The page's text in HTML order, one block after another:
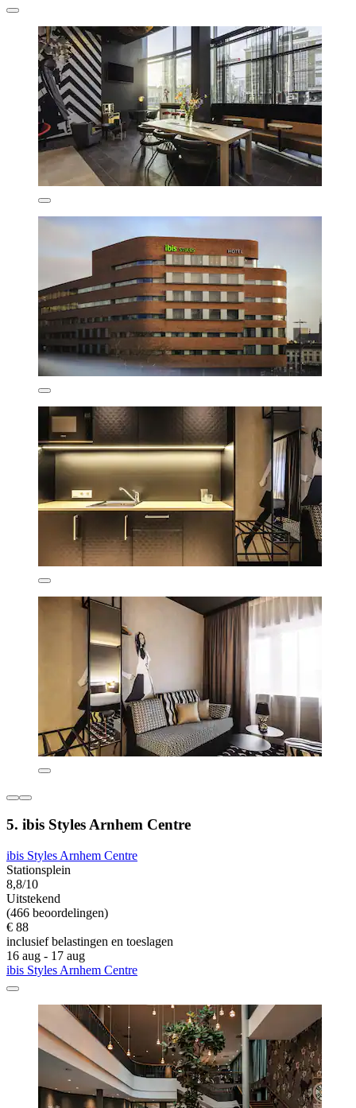
5. ibis Styles Arnhem Centre
ibis Styles Arnhem Centre
Stationsplein
8,8/10
Uitstekend
(466 beoordelingen)
€ 88
inclusief belastingen en toeslagen
16 aug - 17 aug
ibis Styles Arnhem Centre